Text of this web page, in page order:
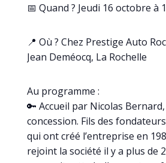
📅 Quand ? Jeudi 16 octobre à
📍 Où ? Chez Prestige Auto
Jean Deméocq, La Rochelle
Au programme :
🔑 Accueil par Nicolas
concession. Fils des
qui ont créé l’entreprise en
rejoint la société il y a plus de